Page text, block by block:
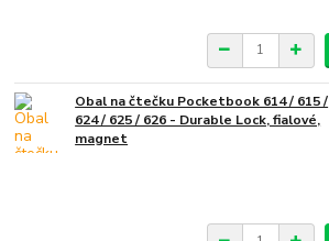
Obal na čtečku Pocketbook 614 / 615 /
624 / 625 / 626 - Durable Lock, fialové,
magnet